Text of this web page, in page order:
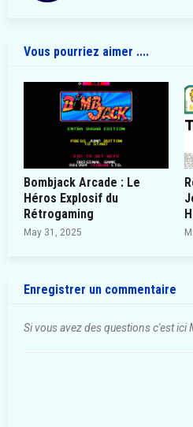
Vous pourriez aimer ....
Bombjack Arcade : Le
Héros Explosif du
Rétrogaming
May 31, 2025
Enregistrer un commentaire
Si vous avez des questions c'est ici